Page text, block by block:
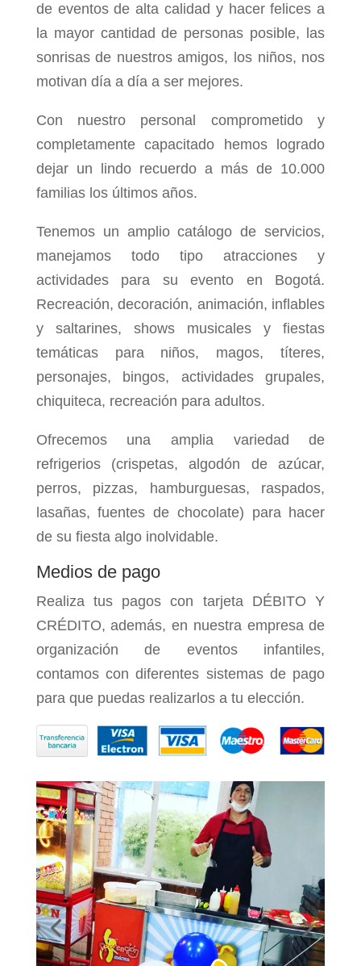
de eventos de alta calidad y hacer felices a
la mayor cantidad de personas posible, las
sonrisas de nuestros amigos, los niños, nos
motivan día a día a ser mejores.
Con nuestro personal comprometido y
completamente capacitado hemos logrado
dejar un lindo recuerdo a más de 10.000
familias los últimos años.
Tenemos un amplio catálogo de servicios,
manejamos todo tipo atracciones y
actividades para su evento en Bogotá.
Recreación, decoración, animación, inflables
y saltarines, shows musicales y fiestas
temáticas para niños, magos, títeres,
personajes, bingos, actividades grupales,
chiquiteca, recreación para adultos.
Ofrecemos una amplia variedad de
refrigerios (crispetas, algodón de azúcar,
perros, pizzas, hamburguesas, raspados,
lasañas, fuentes de chocolate) para hacer
de su fiesta algo inolvidable.
Medios de pago
Realiza tus pagos con tarjeta DÉBITO Y
CRÉDITO, además, en nuestra empresa de
organización de eventos infantiles,
contamos con diferentes sistemas de pago
para que puedas realizarlos a tu elección.